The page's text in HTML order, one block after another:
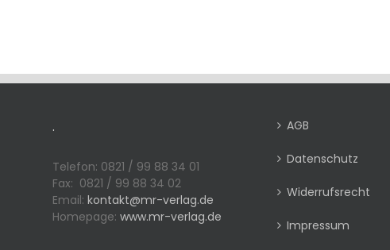
.
Telefon: 0821 / 99 88 34 01
Fax: 0821 / 99 88 34 02
Email: kontakt@mr-verlag.de
Homepage: www.mr-verlag.de
AGB
Datenschutz
Widerrufsrecht
Impressum